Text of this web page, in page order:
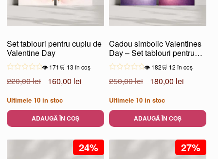
Set tablouri pentru cuplu de
Valentine Day
👁️ 171 🛒 13 în coș
220,00lei
Prețul
a
fost:
220,00 lei.
160,00 leiPrețul
160,00 lei.
Ultimele 10 in stoc
ADAUGĂ ÎN COȘ
Cadou simbolic Valentines
Day – Set tablouri pentru
cupluri
👁️ 182🛒 12 în coș
250,00lei
Prețul
a
fost:
250,00 lei.
180,00 leiPrețul
180,00
Ultimele 10 in stoc
ADAUGĂ ÎN COȘ
24% 27%